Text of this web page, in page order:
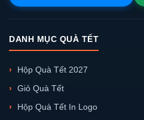
DANH MỤC QUÀ TẾT
Hộp Quà Tết 2027
Giỏ Quà Tết
Hộp Quà Tết In Logo